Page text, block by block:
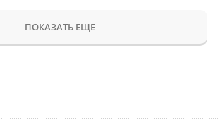
ПОКАЗАТЬ ЕЩЕ